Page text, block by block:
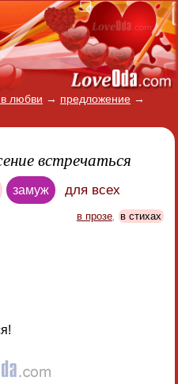
любви → предложение →
встречаться
замуж для всех
в прозе, в стихах